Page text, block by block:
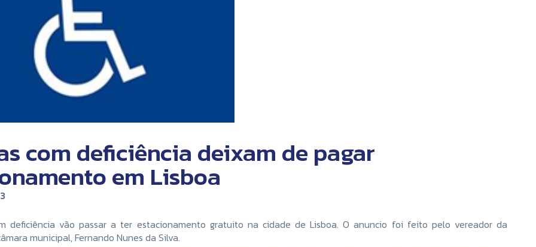
com deficiência deixam de pagar
em Lisboa
deficiência vão passar a ter estacionamento gratuito na cidade de Lisboa. O anuncio foi feito pelo vereador da
municipal, Fernando Nunes da Silva.